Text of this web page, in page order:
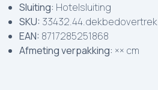
Sluiting: Hotelsluiting
SKU: 33432.44.dekbedovertrek
EAN: 8717285251868
Afmeting verpakking: ×× cm